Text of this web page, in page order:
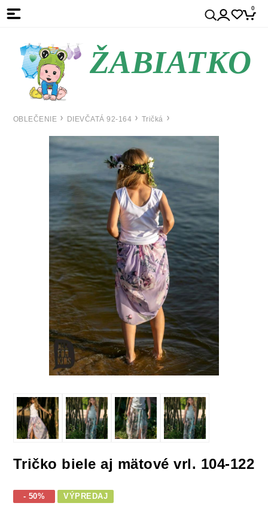
0
ŽABIATKO
OBLEČENIE DIEVČATÁ 92-164 Tričká
Tričko biele aj mätové vrl. 104-122
- 50% VÝPREDAJ